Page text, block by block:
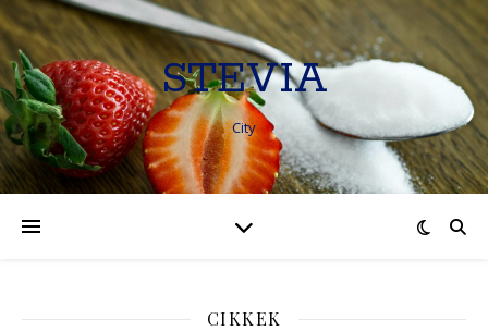
STEVIA
City
CIKKEK